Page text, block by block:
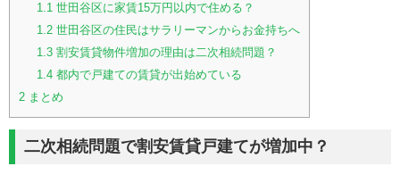
1.1世田谷区に家賃15万円以内で住める？
1.2世田谷区の住民はサラリーマンからお金持ちへ
1.3割安賃貸物件増加の理由は二次相続問題？
1.4都内で戸建ての賃貸が出始めている
2 まとめ
二次相続問題で割安賃貸戸建てが増加中？